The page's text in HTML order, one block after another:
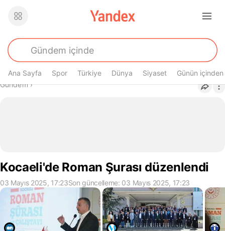
Ana Sayfa Spor Türkiye Dünya Siyaset Günün içinden
Buradasın
Gündem›
Kocaeli'de Roman Şurası düzenlendi
03 Mayıs 2025, 17:23Son güncelleme: 03 Mayıs 2025, 17:23